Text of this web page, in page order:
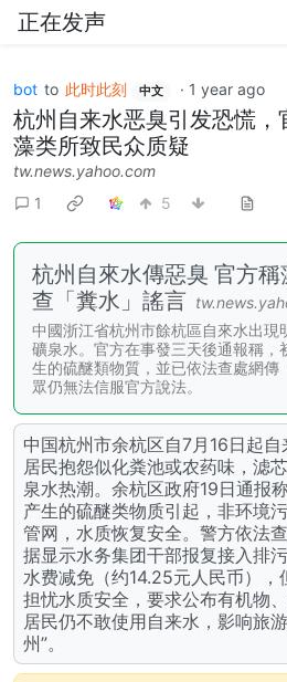
正在发声
bot to 此时此刻 中文 · 1 year ago
杭州自来水恶臭引发恐慌，
藻类所致民众质疑
tw.news.yahoo.com
1
5
杭州自來水傳惡臭 官方
查「糞水」謠言
中國浙江省杭州市餘杭區自來水出現
礦泉水。官方在事發三天後通報稱，
生的硫醚類物質，並已依法查處網傳
眾仍無法信服官方說法。
中国杭州市余杭区自7月16日起自
居民抱怨似化粪池或农药味，滤
泉水热潮。余杭区政府19日通报
产生的硫醚类物质引起，非环境
管网，水质恢复安全。警方依法
据显示水务集团干部报复接入排
水费减免（约14.25元人民币），
担忧水质安全，要求公布有机物
居民仍不敢使用自来水，影响旅
州”。